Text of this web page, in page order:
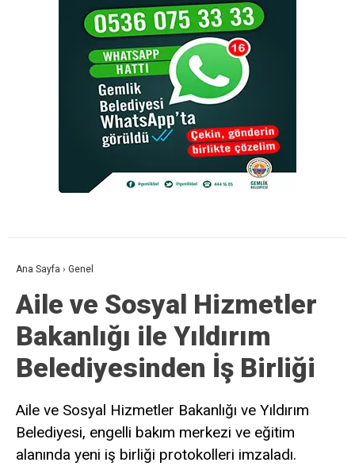
Ana Sayfa › Genel
Aile ve Sosyal Hizmetler
Bakanlığı ile Yıldırım
Belediyesinden İş Birliği
Aile ve Sosyal Hizmetler Bakanlığı ve Yıldırım
Belediyesi, engelli bakım merkezi ve eğitim
alanında yeni iş birliği protokolleri imzaladı.